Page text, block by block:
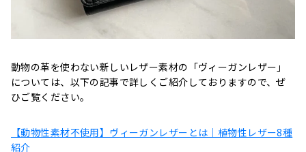
動物の革を使わない新しいレザー素材の「ヴィーガンレザー」
については、以下の記事で詳しくご紹介しておりますので、ぜ
ひご覧ください。
【動物性素材不使用】ヴィーガンレザーとは｜植物性レザー8種
紹介